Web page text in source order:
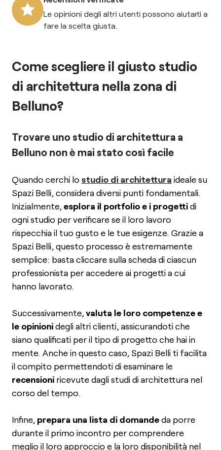
Le opinioni degli altri utenti possono aiutarti a
fare la scelta giusta.
Come scegliere il giusto studio
di architettura nella zona di
Belluno?
Trovare uno studio di architettura a
Belluno non è mai stato così facile
Quando cerchi lo studio di architettura ideale su
Spazi Belli, considera diversi punti fondamentali.
Inizialmente,esplora il portfolio e i progettidi
ogni studio per verificare se il loro lavoro
rispecchia il tuo gusto e le tue esigenze. Grazie a
Spazi Belli, questo processo è estremamente
semplice: basta cliccare sulla scheda di ciascun
professionista per accedere ai progetti a cui
hanno lavorato.
Successivamente,valuta le loro competenze e
le opinionidegli altri clienti, assicurandoti che
siano qualificati per il tipo di progetto che hai in
mente. Anche in questo caso, Spazi Belli ti facilita
il compito permettendoti di esaminare le
recensioni ricevute dagli studi di architettura nel
corso del tempo.
Infine, prepara una lista di domandeda porre
durante il primo incontro per comprendere
meglio il loro approccio e la loro disponibilità nel